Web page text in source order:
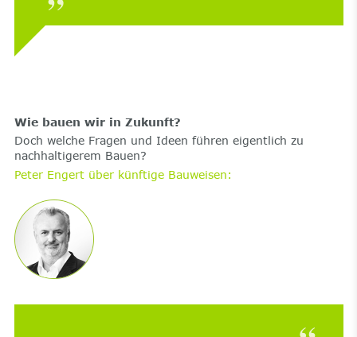
Wie bauen wir in Zukunft?
Doch welche Fragen und Ideen führen eigentlich zu
nachhaltigerem Bauen?
Peter Engert über künftige Bauweisen: